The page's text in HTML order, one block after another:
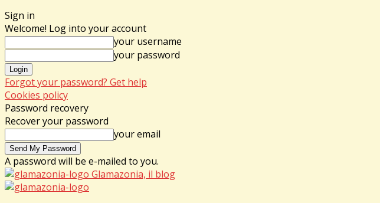
Sign in
Welcome! Log into your account
your username
your password
Forgot your password? Get help
Cookies policy
Password recovery
Recover your password
your email
A password will be e-mailed to you.
Glamazonia, il blog